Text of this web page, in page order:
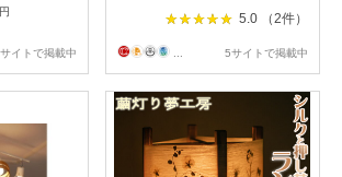
円
イトで掲載中
5.0 （2件）
5サイトで掲載中